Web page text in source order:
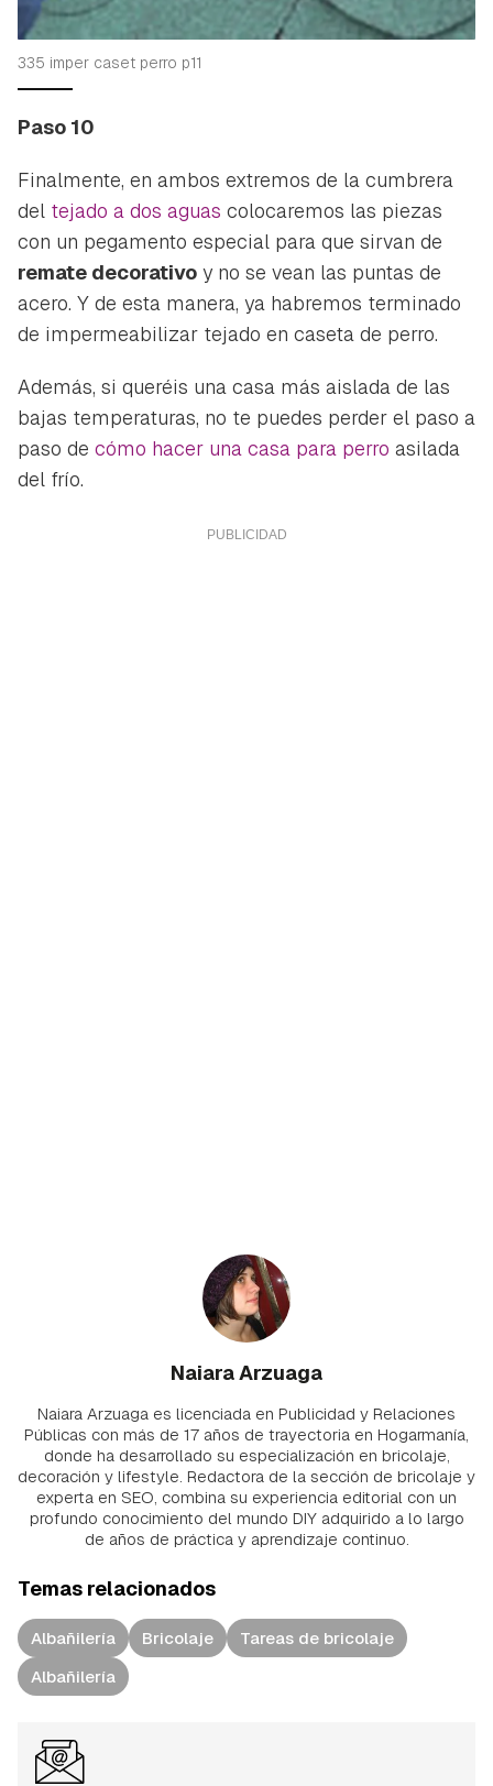
335 imper caset perro p11
Paso 10
Finalmente, en ambos extremos de la cumbrera
del tejado a dos aguas colocaremos las piezas
con un pegamento especial para que sirvan de
remate decorativo y no se vean las puntas de
acero. Y de esta manera, ya habremos terminado
de impermeabilizar tejado en caseta de perro.
Además, si queréis una casa más aislada de las
bajas temperaturas, no te puedes perder el paso a
paso de cómo hacer una casa para perro asilada
del frío.
Naiara Arzuaga
Naiara Arzuaga es licenciada en Publicidad y Relaciones
Públicas con más de 17 años de trayectoria en Hogarmanía,
donde ha desarrollado su especialización en bricolaje,
decoración y lifestyle. Redactora de la sección de bricolaje y
experta en SEO, combina su experiencia editorial con un
profundo conocimiento del mundo DIY adquirido a lo largo
de años de práctica y aprendizaje continuo.
Temas relacionados
Albañilería Bricolaje
Tareas de bricolaje
Albañilería